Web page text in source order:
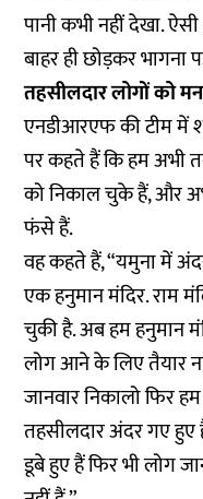
पानी कभी नहीं देखा.
बाहर ही छोड़कर भागना
तहसीलदार लोगों को
एनडीआरएफ की टीम में
पर कहते हैं कि हम अभी
को निकाल चुके हैं, और
फंसे हैं.
वह कहते हैं, “यमुना में
एक हनुमान मंदिर. राम
चुकी है. अब हम हनुमान
लोग आने के लिए तैयार
जानवार निकालो फिर
तहसीलदार अंदर गए हुए
डूबे हुए हैं फिर भी लोग